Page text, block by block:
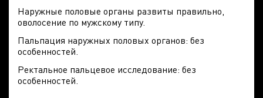
Наружные половые органы развиты правильно,
оволосение по мужскому типу.
Пальпация наружных половых органов: без
особенностей.
Ректальное пальцевое исследование: без
особенностей.